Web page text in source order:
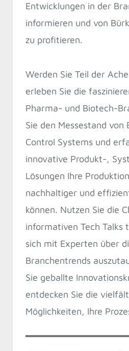
Entwicklungen in der
informieren und von
zu profitieren.
Werden Sie Teil der
erleben Sie die
Pharma- und Biotech-
Sie den Messestand von
Control Systems und
innovative Produkt-,
Lösungen Ihre
nachhaltiger und
können. Nutzen Sie die
informativen Tech Talks
sich mit Experten über
Branchentrends
Sie geballte
entdecken Sie die
Möglichkeiten, Ihre